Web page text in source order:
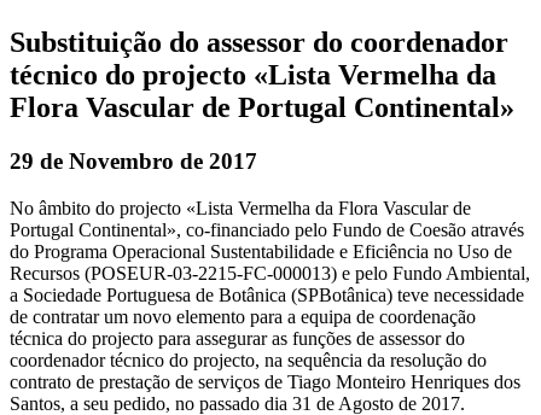
Substituição do assessor do coordenador
técnico do projecto «Lista Vermelha da
Flora Vascular de Portugal Continental»
29 de Novembro de 2017
No âmbito do projecto «Lista Vermelha da Flora Vascular de
Portugal Continental», co-financiado pelo Fundo de Coesão através
do Programa Operacional Sustentabilidade e Eficiência no Uso de
Recursos (POSEUR-03-2215-FC-000013) e pelo Fundo Ambiental,
a Sociedade Portuguesa de Botânica (SPBotânica) teve necessidade
de contratar um novo elemento para a equipa de coordenação
técnica do projecto para assegurar as funções de assessor do
coordenador técnico do projecto, na sequência da resolução do
contrato de prestação de serviços de Tiago Monteiro Henriques dos
Santos, a seu pedido, no passado dia 31 de Agosto de 2017.